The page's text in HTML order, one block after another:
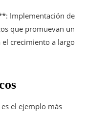
Implementación de
que promuevan un
crecimiento a largo
el ejemplo más